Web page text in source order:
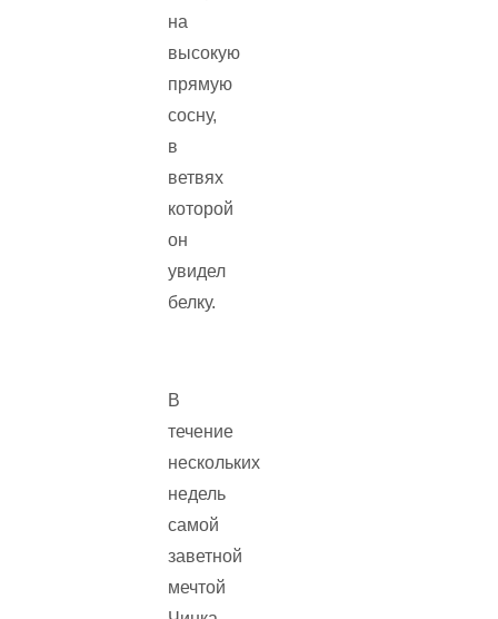
на
высокую
прямую
сосну,
в
ветвях
которой
он
увидел
белку.
В
течение
нескольких
недель
самой
заветной
мечтой